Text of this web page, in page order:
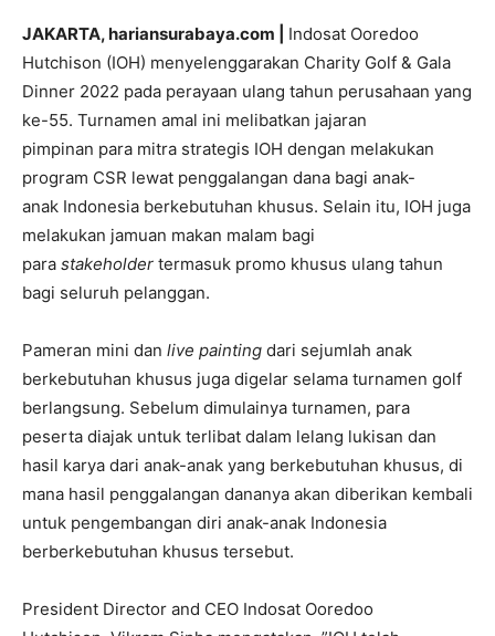
JAKARTA, hariansurabaya.com
Indosat Ooredoo
Hutchison (IOH) menyelenggarakan Charity Golf & Gala
Dinner 2022 pada perayaan ulang tahun perusahaan yang
ke-55. Turnamen amal ini melibatkan jajaran
pimpinan para mitra strategis IOH dengan melakukan
program CSR lewat penggalangan dana bagi anak-
anak Indonesia berkebutuhan khusus. Selain itu, IOH juga
melakukan jamuan makan malam bagi
para stakeholder termasuk promo khusus ulang tahun
bagi seluruh pelanggan.
Pameran mini dan live painting dari sejumlah anak
berkebutuhan khusus juga digelar selama turnamen golf
berlangsung. Sebelum dimulainya turnamen, para
peserta diajak untuk terlibat dalam lelang lukisan dan
hasil karya dari anak-anak yang berkebutuhan khusus, di
mana hasil penggalangan dananya akan diberikan kembali
untuk pengembangan diri anak-anak Indonesia
berberkebutuhan khusus tersebut.
President Director and CEO Indosat Ooredoo